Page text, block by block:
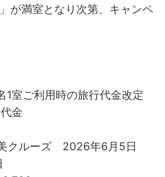
が満室となり次第、キャンペ
1室ご利用時の旅行代金改定
金
クルーズ 2026年6月5日